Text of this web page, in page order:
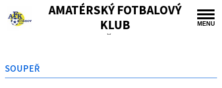
MENU
AMATÉRSKÝ FOTBALOVÝ
KLUB
TIŠNOV
SOUPEŘ